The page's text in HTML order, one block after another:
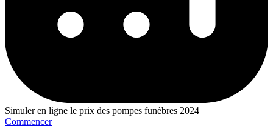
Simuler en ligne le prix des pompes funèbres 2024
Commencer